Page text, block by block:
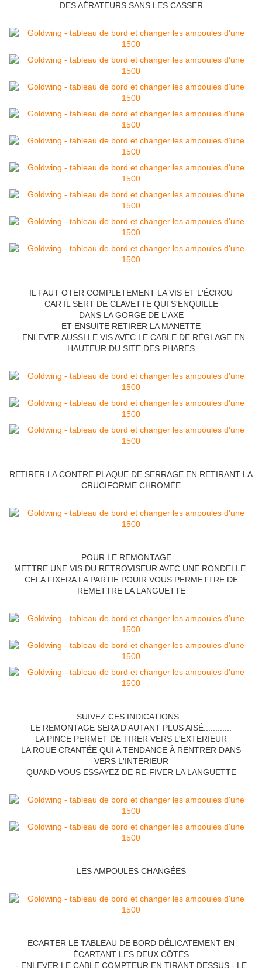
DES AÉRATEURS SANS LES CASSER
IL FAUT OTER COMPLETEMENT LA VIS ET L'ÉCROU
CAR IL SERT DE CLAVETTE QUI S'ENQUILLE
DANS LA GORGE DE L'AXE
ET ENSUITE RETIRER LA MANETTE
- ENLEVER AUSSI LE VIS AVEC LE CABLE DE RÉGLAGE EN
HAUTEUR DU SITE DES PHARES
RETIRER LA CONTRE PLAQUE DE SERRAGE EN RETIRANT LA
CRUCIFORME CHROMÉE
POUR LE REMONTAGE....
METTRE UNE VIS DU RETROVISEUR AVEC UNE RONDELLE.
CELA FIXERA LA PARTIE POUIR VOUS PERMETTRE DE
REMETTRE LA LANGUETTE
SUIVEZ CES INDICATIONS...
LE REMONTAGE SERA D'AUTANT PLUS AISÉ............
LA PINCE PERMET DE TIRER VERS L'EXTERIEUR
LA ROUE CRANTÉE QUI A TENDANCE À RENTRER DANS
VERS L'INTERIEUR
QUAND VOUS ESSAYEZ DE RE-FIVER LA LANGUETTE
LES AMPOULES CHANGÉES
ECARTER LE TABLEAU DE BORD DÉLICATEMENT EN
ÉCARTANT LES DEUX CÔTÉS
- ENLEVER LE CABLE COMPTEUR EN TIRANT DESSUS - LE